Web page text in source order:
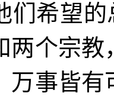
们希望的
两个宗
万事皆